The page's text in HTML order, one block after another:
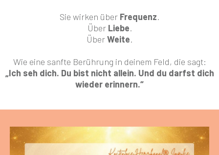
Sie wirken über Frequenz.
Über Liebe.
ÜberWeite.
Wie eine sanfte Berührung in deinem Feld, die sagt:
„Ich seh dich. Du bist nicht allein. Und du darfst dich
wieder erinnern.“